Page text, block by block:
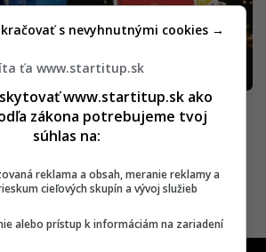
za čo môžeš dostať poriadne
nepoznáš zákon a ani o tom
ťa www.startitup.sk
www.startitup.sk ako
zákona potrebujeme tvoj
súhlas na:
reklama a obsah, meranie reklamy a
cieľových skupín a vývoj služieb
alebo prístup k informáciám na zariadení
s nevyhnutnými cookies →